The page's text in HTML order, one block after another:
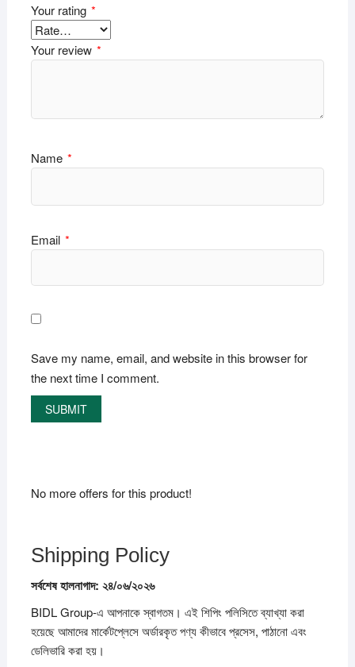
Your rating *
Your review *
Name *
Email *
Save my name, email, and website in this browser for
the next time I comment.
No more offers for this product!
Shipping Policy
সর্বশেষহালনাগাদ: ২৪/০৬/২০২৬
BIDL Group-এ আপনাকে স্বাগতম। এই শিপিং পলিসিতে ব্যাখ্যা করা
হয়েছে আমাদের মার্কেটপ্লেসে অর্ডারকৃত পণ্য কীভাবে প্রসেস, পাঠানো এবং
ডেলিভারি করা হয়।